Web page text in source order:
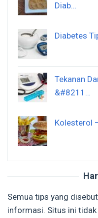
Diab…
Diabetes
Tekanan
&#8211…
Kolesterol
Semua tips yang
informasi. Situs ini